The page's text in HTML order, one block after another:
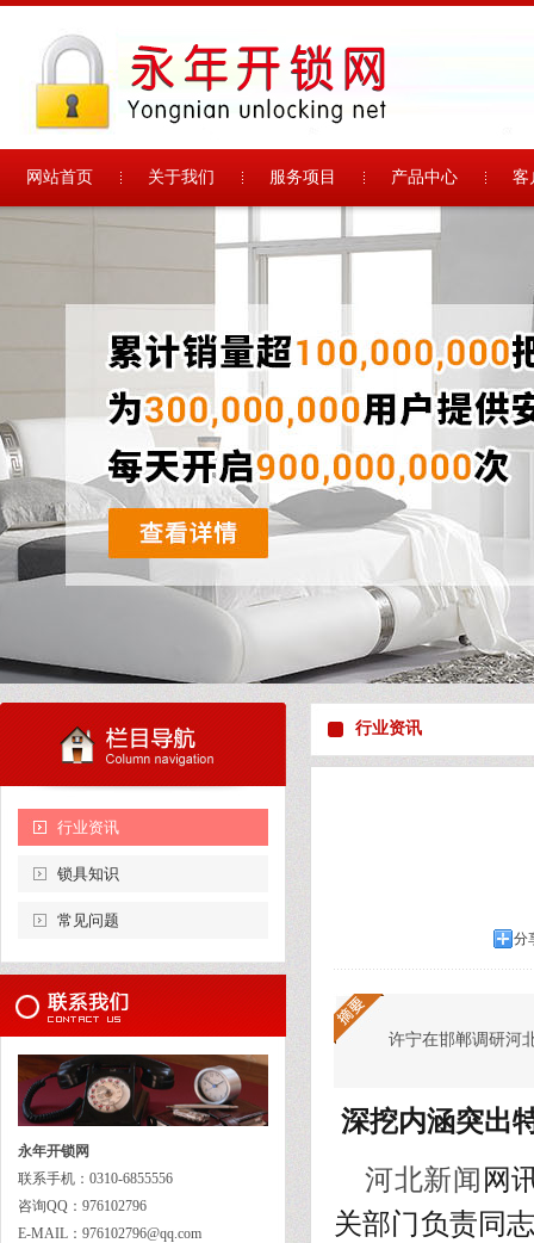
网站首页 关于我们 服务项目 产品中心 客
行业资讯
锁具知识
常见问题
永年开锁网
联系手机：0310-6855556
咨询QQ：976102796
E-MAIL：976102796@qq.com
行业资讯
分
许宁在邯郸调研河
深挖内涵突出
河北新闻 网
关部门负责同